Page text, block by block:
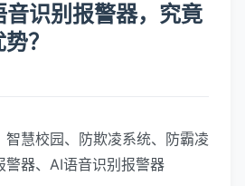
识别报警器，究竟
？
智慧校园、防欺凌系统、防霸凌
警器、AI语音识别报警器